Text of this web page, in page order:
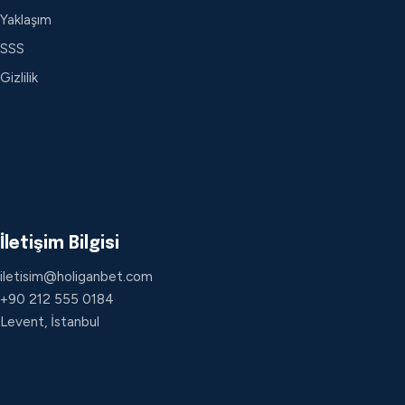
Yaklaşım
SSS
Gizlilik
İletişim Bilgisi
iletisim@holiganbet.com
+90 212 555 0184
Levent, İstanbul